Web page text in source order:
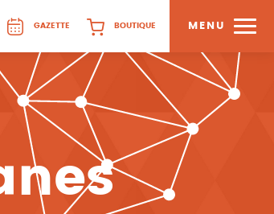
GAZETTE BOUTIQUE MENU